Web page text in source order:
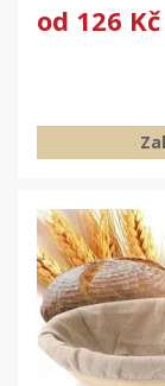
od 126 Kč